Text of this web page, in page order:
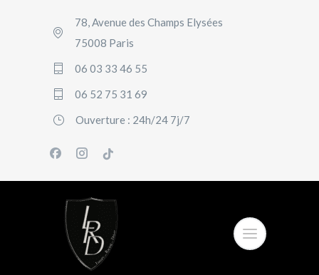
78, Avenue des Champs Elysées
75008 Paris
06 03 33 46 55
06 52 75 31 69
Ouverture : 24h/24 7j/7